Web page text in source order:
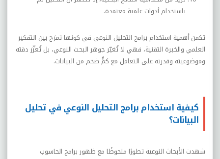
باستخدام أدوات علمية معتمدة.
تكمن أهمية استخدام برامج التحليل النوعي في كونها تمزج بين التفكير
العلمي والخبرة التقنية، فهي لا تُغيّر جوهر البحث النوعي، بل تُعزّز دقته
وموضوعيته وقدرته على التعامل مع كمٍّ ضخم من البيانات.
كيفية استخدام برامج التحليل النوعي في تحليل
البيانات؟
شهدت الأبحاث النوعية تطورًا ملحوظًا مع ظهور برامج الحاسوب